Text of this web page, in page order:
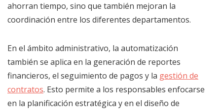
ahorran tiempo, sino que también mejoran la
coordinación entre los diferentes departamentos.
En el ámbito administrativo, la automatización
también se aplica en la generación de reportes
financieros, el seguimiento de pagos y la gestión de
contratos. Esto permite a los responsables enfocarse
en la planificación estratégica y en el diseño de